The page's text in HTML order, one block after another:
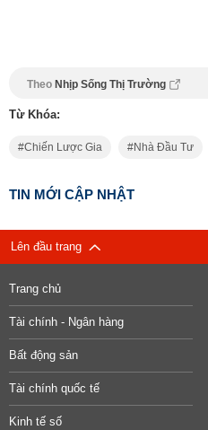
Theo Nhịp Sống Thị Trường
Từ Khóa:
Chiến Lược Gia Nhà Đầu Tư
TIN MỚI CẬP NHẬT
Lên đầu trang
Trang chủ
Tài chính - Ngân hàng
Bất động sản
Tài chính quốc tế
Kinh tế số